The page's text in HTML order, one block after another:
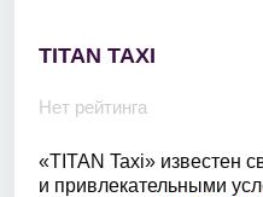
TITAN TAXI
Нет рейтинга
«TITAN Taxi» известен
и привлекательными